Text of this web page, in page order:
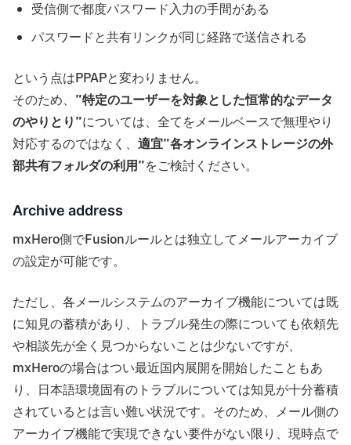
受信側で都度パスワード入力の手間がある
パスワードと共有リンクが同じ経路で送信される
という点はPPAPと変わりません。
そのため、 ”特定のユーザーを対象とした恒常的なデータ
のやりとり”については、全てをメールベースで無理やり
対応するのではなく、 適宜”各オンラインストレージの外
部共有フォルダの利用”をご検討ください。
Archive address
mxHero側でFusionルールとは独立してメールアーカイブ
の設定が可能です。
ただし、各メールシステムのアーカイブ機能については既
に知見の蓄積があり、トラブル発生の際についても依頼先
や相談先が全く見つからないことは少ないですが、
mxHeroの場合はつい最近国内展開を開始したこともあ
り、日本語環境固有のトラブルについては知見が十分蓄積
されているとは言い難い状況です。そのため、メール側の
アーカイブ機能で実現できない要件がない限り、現時点で